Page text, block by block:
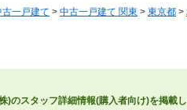
古一戸建て > 中古一戸建て 関東 > 東京都 >
)のスタッフ詳細情報(購入者向け)を掲載